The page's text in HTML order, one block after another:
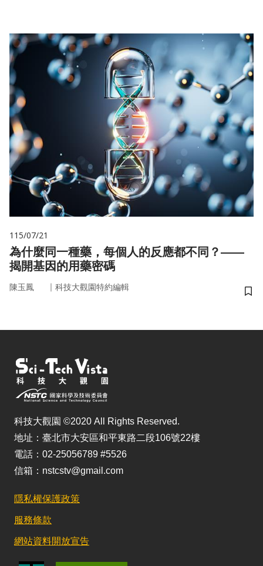
115/07/21
為什麼同一種藥，每個人的反應都不同？——
揭開基因的用藥密碼
陳玉鳳 ｜ 科技大觀園特約編輯
儲
科技大觀園 ©2020 All Rights Reserved.
地址：臺北市大安區和平東路二段106號22樓
電話：02-25056789 #5526
信箱：nstcstv@gmail.com
隱私權保護政策
服務條款
網站資料開放宣告